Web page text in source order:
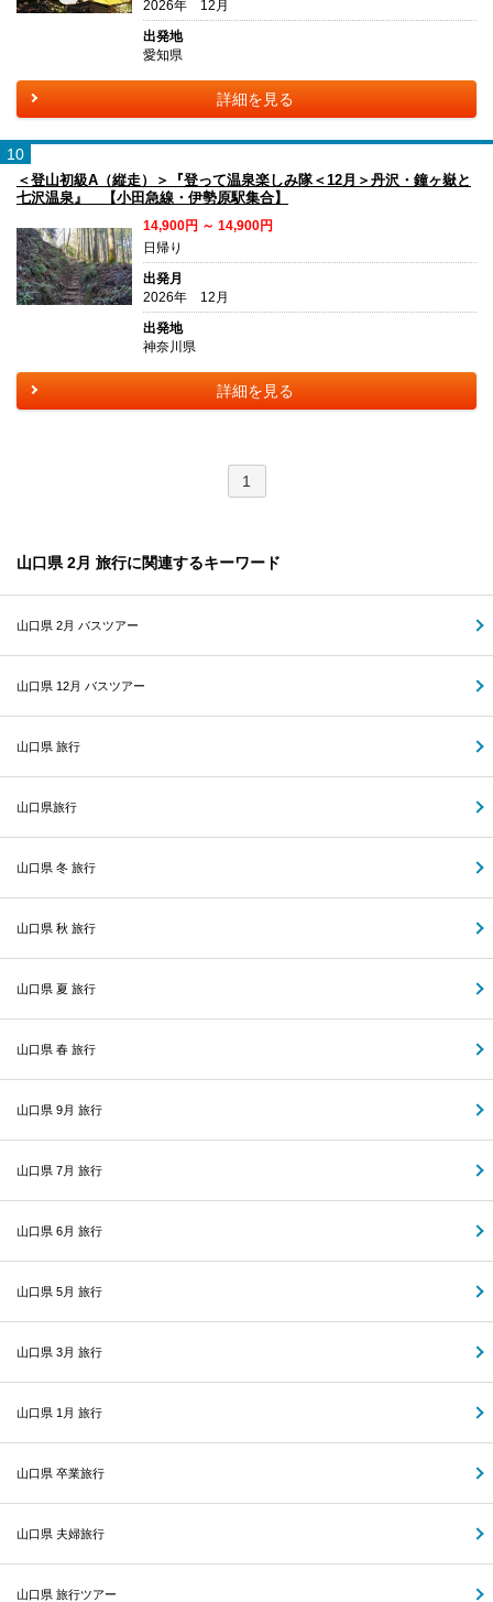
2026年 12月
出発地
愛知県
詳細を見る
10
＜登山初級A（縦走）＞『登って温泉楽しみ隊＜12月＞丹沢・鐘ヶ嶽と
七沢温泉』 【小田急線・伊勢原駅集合】
14,900円 ～ 14,900円
日帰り
出発月
2026年 12月
出発地
神奈川県
詳細を見る
1
山口県 2月 旅行に関連するキーワード
山口県 2月 バスツアー
山口県 12月 バスツアー
山口県 旅行
山口県旅行
山口県 冬 旅行
山口県 秋 旅行
山口県 夏 旅行
山口県 春 旅行
山口県 9月 旅行
山口県 7月 旅行
山口県 6月 旅行
山口県 5月 旅行
山口県 3月 旅行
山口県 1月 旅行
山口県 卒業旅行
山口県 夫婦旅行
山口県 旅行ツアー